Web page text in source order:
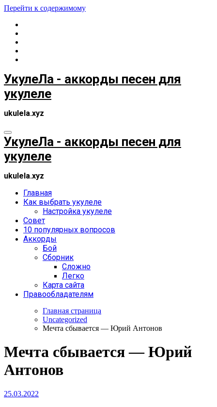
Перейти к содержимому
УкулеЛа - аккорды песен для
укулеле
ukulela.xyz
УкулеЛа - аккорды песен для
укулеле
ukulela.xyz
Главная
Как выбрать укулеле
Настройка укулеле
Совет
10 популярных вопросов
Аккорды
Бой
Сборник
Сложно
Легко
Карта сайта
Правообладателям
Главная страница
Uncategorized
Мечта сбывается — Юрий Антонов
Мечта сбывается — Юрий
Антонов
25.03.2022